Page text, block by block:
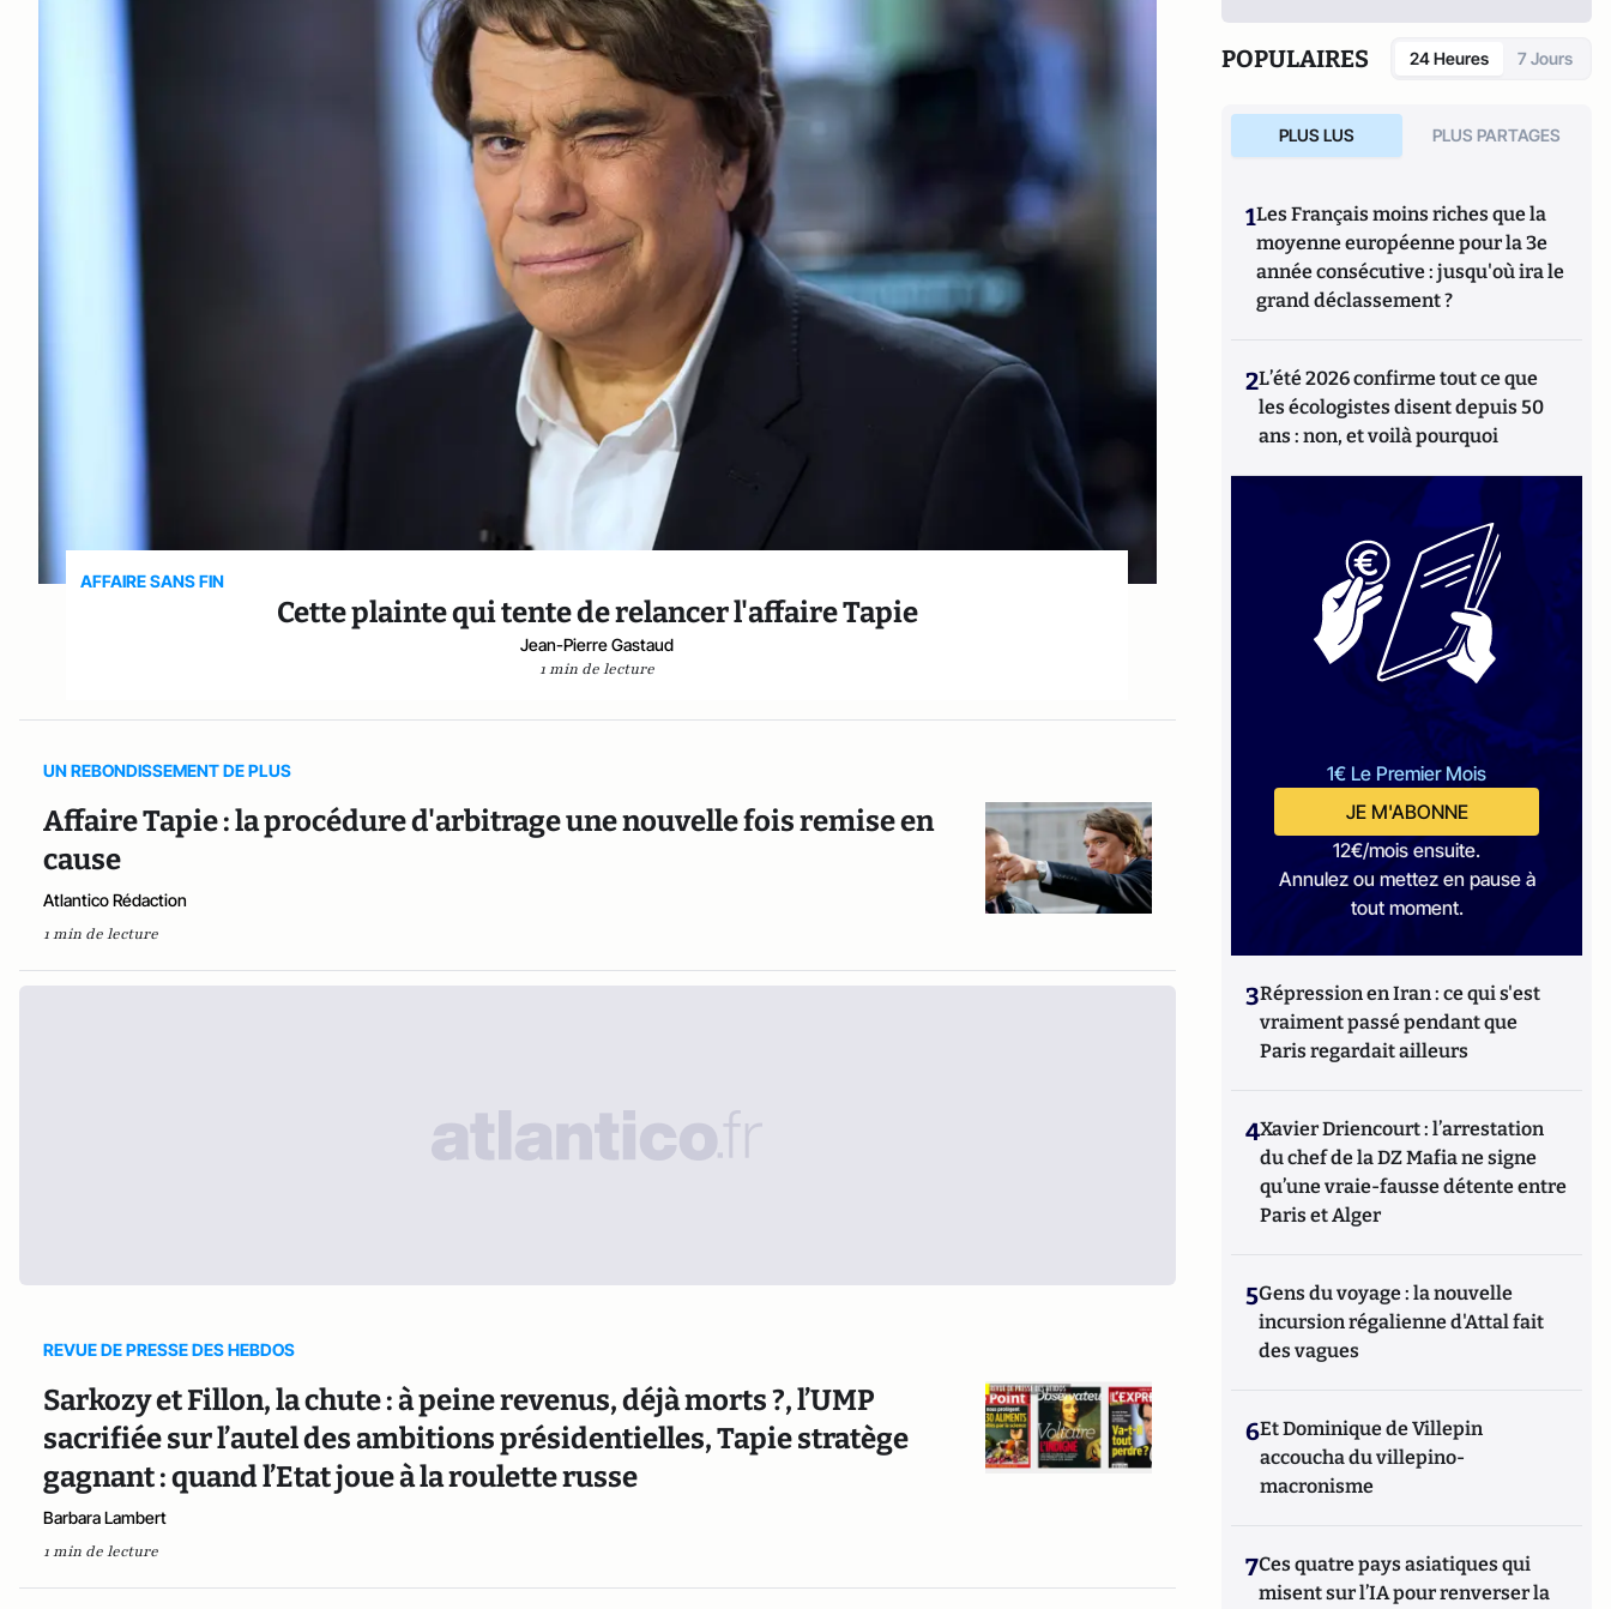
AFFAIRE SANS FIN
Cette plainte qui tente de relancer l'affaire Tapie
Jean-Pierre Gastaud
1 min de lecture
UN REBONDISSEMENT DE PLUS
Affaire Tapie : la procédure d'arbitrage une nouvelle fois remise en
cause
Atlantico Rédaction
1 min de lecture
REVUE DE PRESSE DES HEBDOS
Sarkozy et Fillon, la chute : à peine revenus, déjà morts ?, l’UMP
sacrifiée sur l’autel des ambitions présidentielles, Tapie stratège
gagnant : quand l’Etat joue à la roulette russe
Barbara Lambert
1 min de lecture
POPULAIRES 24 Heures 7 Jours
PLUS LUS PLUS PARTAGES
1Les Français moins riches que la
moyenne européenne pour la 3e
année consécutive : jusqu'où ira le
grand déclassement ?
2L’été 2026 confirme tout ce que
les écologistes disent depuis 50
ans : non, et voilà pourquoi
1€ Le Premier Mois
JE M'ABONNE
12€/mois ensuite.
Annulez ou mettez en pause à
tout moment.
3Répression en Iran : ce qui s'est
vraiment passé pendant que
Paris regardait ailleurs
4Xavier Driencourt : l’arrestation
du chef de la DZ Mafia ne signe
qu’une vraie-fausse détente entre
Paris et Alger
5Gens du voyage : la nouvelle
incursion régalienne d'Attal fait
des vagues
6Et Dominique de Villepin
accoucha du villepino-
macronisme
7Ces quatre pays asiatiques qui
misent sur l’IA pour renverser la